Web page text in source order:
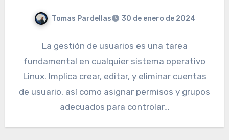
Tomas Pardellas 30 de enero de 2024
La gestión de usuarios es una tarea
fundamental en cualquier sistema operativo
Linux. Implica crear, editar, y eliminar cuentas
de usuario, así como asignar permisos y grupos
adecuados para controlar…